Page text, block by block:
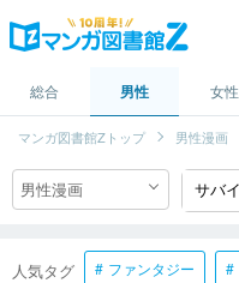
総合 男性 女性
マンガ図書館Zトップ 男性漫画
人気タグ ファンタジー